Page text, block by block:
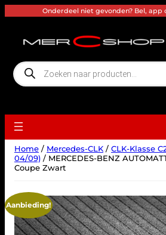
Onderdeel niet gevonden? Bel, app
P
r
o
n
o
e
k
e
n
Home / Mercedes-CLK / CLK-Klasse
04/09) / MERCEDES-BENZ
Coupe Zwart
Aanbieding!